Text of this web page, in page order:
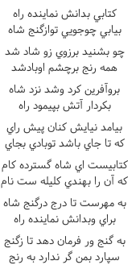
کتابي بدانش نماينده راه
بيابي چوجويي توازگنج شاه
چو بشنيد برزوي زو شاد شد
همه رنج برچشم اوبادشد
بروآفرين کرد وشد نزد شاه
بکردار آتش بپيمود راه
بيامد نيايش کنان پيش راي
که تا جاي باشد توبادي بجاي
کتابيست اي شاه گسترده کام
که آن را بهندي کليله ست نام
به مهرست تا درج درگنج شاه
براي وبدانش نماينده راه
به گنج ور فرمان دهد تا زگنج
سپارد بمن گر ندارد به رنج